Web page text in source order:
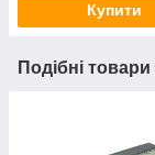
Купити
Подібні товари